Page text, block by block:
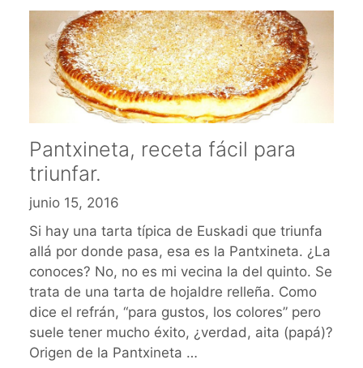
Pantxineta, receta fácil para
triunfar.
junio 15, 2016
Si hay una tarta típica de Euskadi que triunfa
allá por donde pasa, esa es la Pantxineta. ¿La
conoces? No, no es mi vecina la del quinto. Se
trata de una tarta de hojaldre relleña. Como
dice el refrán, “para gustos, los colores” pero
suele tener mucho éxito, ¿verdad, aita (papá)?
Origen de la Pantxineta …